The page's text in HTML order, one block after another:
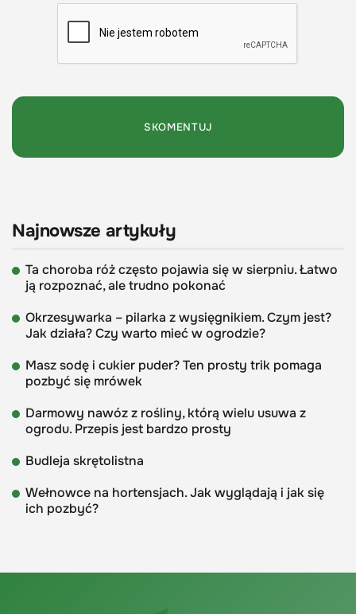
Najnowsze artykuły
Ta choroba róż często pojawia się w sierpniu. Łatwo
ją rozpoznać, ale trudno pokonać
Okrzesywarka – pilarka z wysięgnikiem. Czym jest?
Jak działa? Czy warto mieć w ogrodzie?
Masz sodę i cukier puder? Ten prosty trik pomaga
pozbyć się mrówek
Darmowy nawóz z rośliny, którą wielu usuwa z
ogrodu. Przepis jest bardzo prosty
Budleja skrętolistna
Wełnowce na hortensjach. Jak wyglądają i jak się
ich pozbyć?